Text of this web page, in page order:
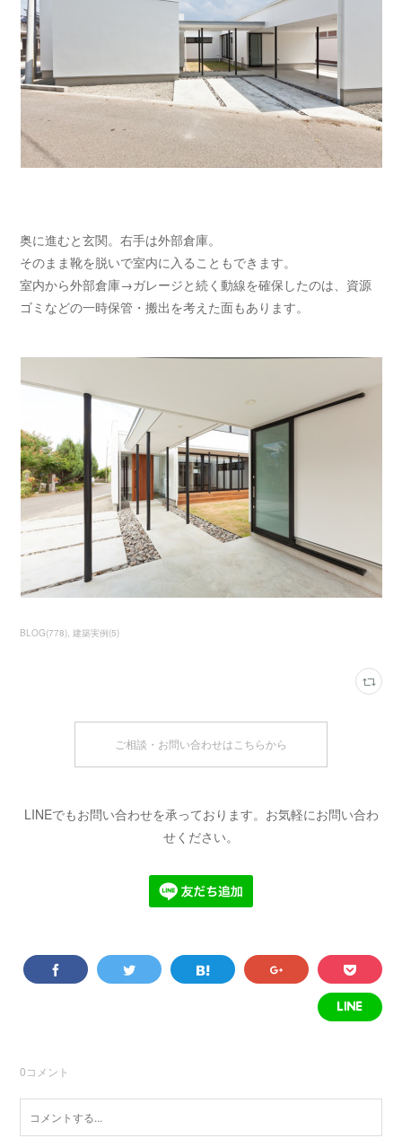
奥に進むと玄関。右手は外部倉庫。
そのまま靴を脱いで室内に入ることもできます。
室内から外部倉庫→ガレージと続く動線を確保したのは、資源
ゴミなどの一時保管・搬出を考えた面もあります。
BLOG(778) 建築実例(5)
ご相談・お問い合わせはこちらから
LINEでもお問い合わせを承っております。お気軽にお問い合わ
せください。
0コメント